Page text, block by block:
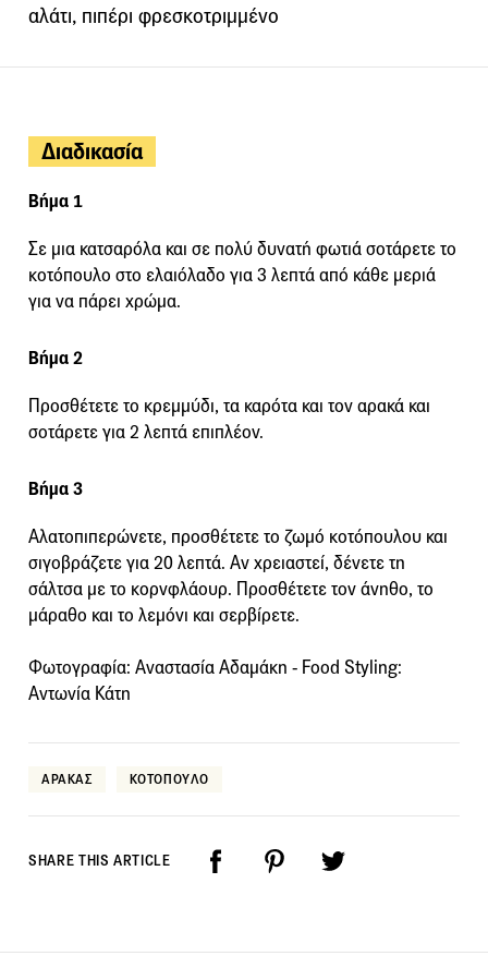
αλάτι, πιπέρι φρεσκοτριμμένο
Διαδικασία
Βήμα 1
Σε μια κατσαρόλα και σε πολύ δυνατή φωτιά σοτάρετε το
κοτόπουλο στο ελαιόλαδο για 3 λεπτά από κάθε μεριά
για να πάρει χρώμα.
Βήμα 2
Προσθέτετε το κρεμμύδι, τα καρότα και τον αρακά και
σοτάρετε για 2 λεπτά επιπλέον.
Βήμα 3
Αλατοπιπερώνετε, προσθέτετε το ζωμό κοτόπουλου και
σιγοβράζετε για 20 λεπτά. Αν χρειαστεί, δένετε τη
σάλτσα με το κορνφλάουρ. Προσθέτετε τον άνηθο, το
μάραθο και το λεμόνι και σερβίρετε.
Φωτογραφία: Αναστασία Αδαμάκη - Food Styling:
Αντωνία Κάτη
ΑΡΑΚΑΣ ΚΟΤΟΠΟΥΛΟ
SHARE THIS ARTICLE